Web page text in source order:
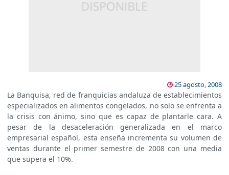
25 agosto, 2008
La Banquisa, red de franquicias andaluza de establecimientos
especializados en alimentos congelados, no solo se enfrenta a
la crisis con ánimo, sino que es capaz de plantarle cara. A
pesar de la desaceleración generalizada en el marco
empresarial español, esta enseña incrementa su volumen de
ventas durante el primer semestre de 2008 con una media
que supera el 10%.